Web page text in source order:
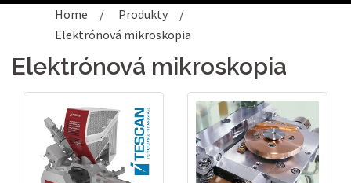
Home / Produkty
/
Elektrónová mikroskopia
Elektrónová mikroskopia